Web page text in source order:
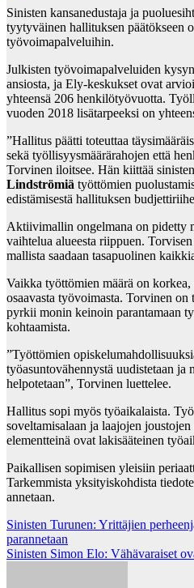
Sinisten kansanedustaja ja
tyytyväinen hallituksen päätökseen
työvoimapalveluihin.
Julkisten työvoimapalveluiden
ansiosta, ja Ely-keskukset ovat
yhteensä 206 henkilötyövuotta.
vuoden 2018 lisätarpeeksi on
”Hallitus päätti toteuttaa
sekä työllisyysmäärärahojen että
Torvinen iloitsee. Hän kiittää
Lindströmiä työttömien
edistämisestä hallituksen
Aktiivimallin ongelmana on pidetty
vaihtelua alueesta riippuen.
mallista saadaan tasapuolinen
Vaikka työttömien määrä on
osaavasta työvoimasta. Torvinen
pyrkii monin keinoin parantamaan
kohtaamista.
”Työttömien
työasuntovähennystä uudistetaan
helpotetaan”, Torvinen luettelee.
Hallitus sopi myös työaikalaista.
soveltamisalaan ja laajojen
elementteinä ovat lakisääteinen
Paikallisen sopimisen yleisiin
Tarkemmista yksityiskohdista
annetaan.
Post
navigation
Sinisten Turunen: Yrittäjien
parannetaan
Sinisten Simon Elo: Vähävaraiset